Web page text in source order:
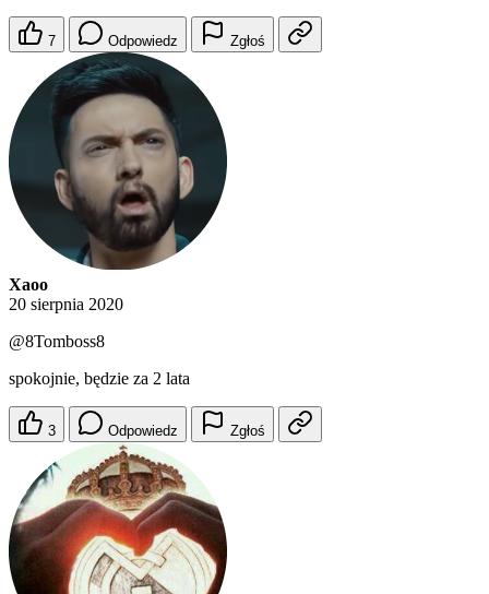
7 Odpowiedz Zgłoś
Xaoo
20 sierpnia 2020
@8Tomboss8
spokojnie, będzie za 2 lata
3 Odpowiedz Zgłoś